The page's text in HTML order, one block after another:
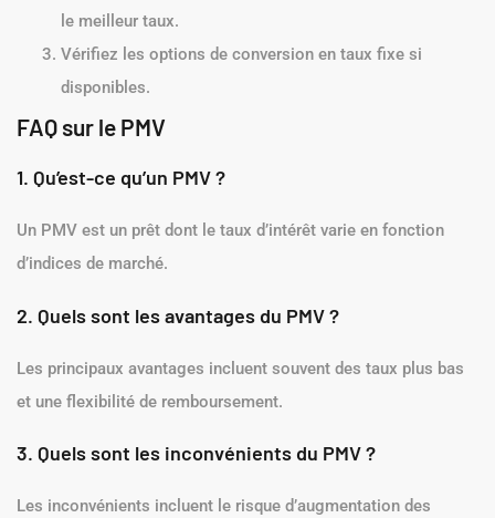
le meilleur taux.
Vérifiez les options de conversion en taux fixe si
disponibles.
FAQ sur le PMV
1. Qu’est-ce qu’un PMV ?
Un PMV est un prêt dont le taux d’intérêt varie en fonction
d’indices de marché.
2. Quels sont les avantages du PMV ?
Les principaux avantages incluent souvent des taux plus bas
et une flexibilité de remboursement.
3. Quels sont les inconvénients du PMV ?
Les inconvénients incluent le risque d’augmentation des